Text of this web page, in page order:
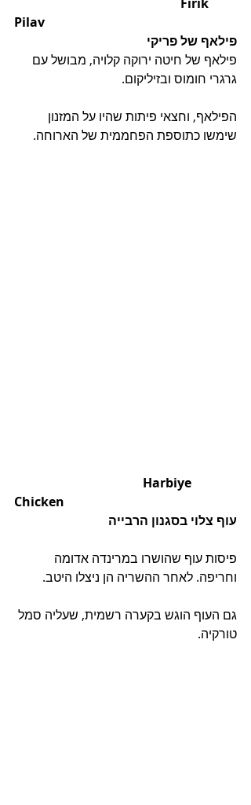
Pilav
פילאף של פריקי
פילאף של חיטה ירוקה קלויה, מבושל עם
גרגרי חומוס ובזיליקום.
הפילאף, וחצאי פיתות שהיו על המזנון
שימשו כתוספת הפחממית של הארוחה.
Chicken
עוף צלוי בסגנון הרבייה
פיסות עוף שהושרו במרינדה אדומה
וחריפה. לאחר ההשריה הן ניצלו היטב.
גם העוף הוגש בקערה רשמית, שעליה סמל
טורקיה.